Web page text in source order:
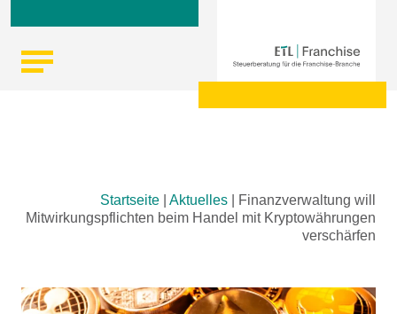
content
Startseite Aktuelles
Finanzverwaltung will
Mitwirkungspflichten beim Handel mit Kryptowährungen
verschärfen